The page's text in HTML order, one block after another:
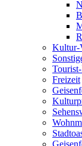
Kultur-
Freizeit